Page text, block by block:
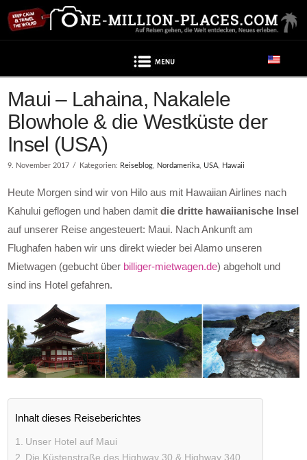
Maui – Lahaina, Nakalele
Blowhole & die Westküste der
Insel (USA)
9. November 2017 Kategorien: Reiseblog, Nordamerika, USA, Hawaii
Heute Morgen sind wir von Hilo aus mit Hawaiian Airlines nach
Kahului geflogen und haben damitdie dritte hawaiianische Insel
auf unserer Reise angesteuert: Maui. Nach Ankunft am
Flughafen haben wir uns direkt wieder bei Alamo unseren
Mietwagen (gebucht über billiger-mietwagen.de) abgeholt und
sind ins Hotel gefahren.
Inhalt dieses Reiseberichtes
Unser Hotel auf Maui
Die Küstenstraße des Highway 30 & Highway 340